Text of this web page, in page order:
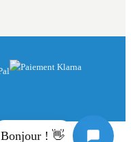
Bonjour ! 👋